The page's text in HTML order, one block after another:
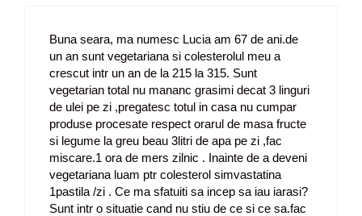
Buna seara, ma numesc Lucia am 67 de ani.de
un an sunt vegetariana si colesterolul meu a
crescut intr un an de la 215 la 315. Sunt
vegetarian total nu mananc grasimi decat 3 linguri
de ulei pe zi ,pregatesc totul in casa nu cumpar
produse procesate respect orarul de masa fructe
si legume la greu beau 3litri de apa pe zi ,fac
miscare.1 ora de mers zilnic . Inainte de a deveni
vegetariana luam ptr colesterol simvastatina
1pastila /zi . Ce ma sfatuiti sa incep sa iau iarasi?
Sunt intr o situatie cand nu stiu de ce si ce sa.fac